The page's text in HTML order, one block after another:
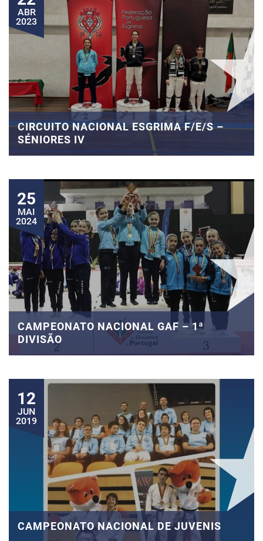
ABR
2023
CIRCUITO NACIONAL ESGRIMA F/E/S –
SÉNIORES IV
25
MAI
2024
CAMPEONATO NACIONAL GAF – 1ª
DIVISÃO
12
JUN
2019
CAMPEONATO NACIONAL DE JUVENIS